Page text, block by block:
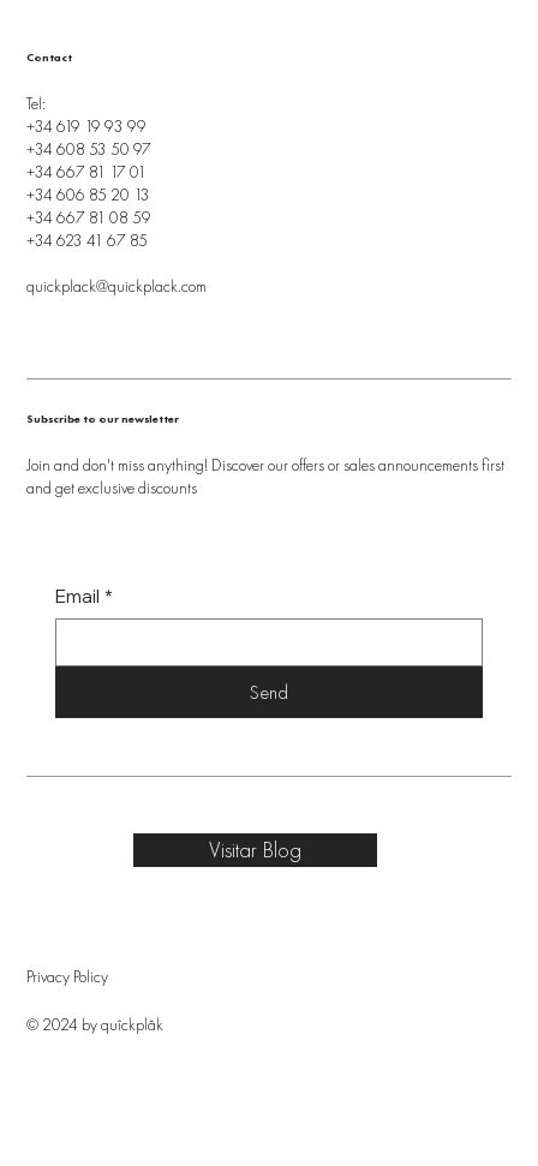
Tel:
+34 619 19 93 99
+34 608 53 50 97
+34 667 81 17 01
+34 606 85 20 13
+34 667 81 08 59
+34 623 41 67 85
quickplack@quickplack.com
Contact
Subscribe to our newsletter
Join and don't miss anything! Discover our offers or sales announcements first
and get exclusive discounts
Email *
Send
Privacy Policy
© 2024 by quîckplâk
Visitar Blog